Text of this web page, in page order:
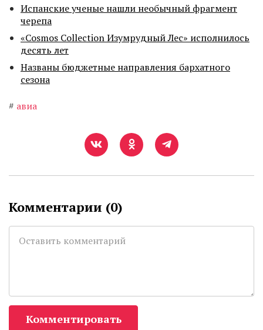
Испанские ученые нашли необычный фрагмент
черепа
«Cosmos Collection Изумрудный Лес» исполнилось
десять лет
Названы бюджетные направления бархатного
сезона
# авиа
Комментарии (0)
Комментировать